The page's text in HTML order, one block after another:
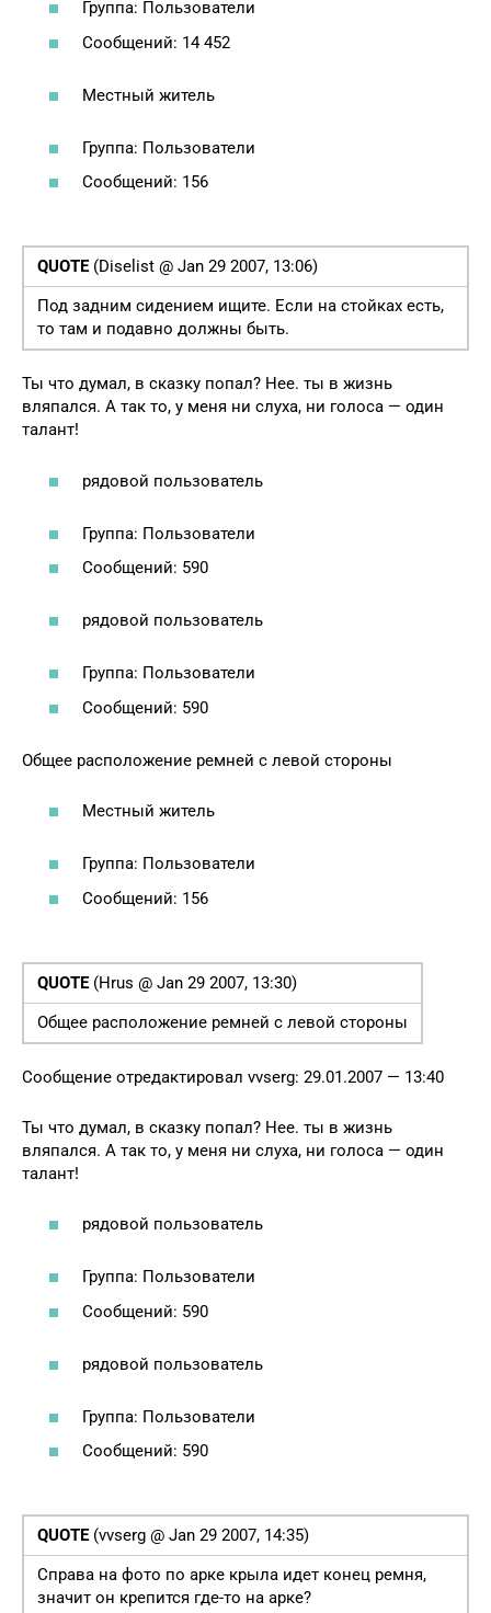
Группа: Пользователи
Сообщений: 14 452
Местный житель
Группа: Пользователи
Сообщений: 156
QUOTE(Diselist @ Jan 29 2007, 13:06)
Под задним сидением ищите. Если на стойках есть,
то там и подавно должны быть.
Ты что думал, в сказку попал? Нее. ты в жизнь
вляпался. А так то, у меня ни слуха, ни голоса — один
талант!
рядовой пользователь
Группа: Пользователи
Сообщений: 590
рядовой пользователь
Группа: Пользователи
Сообщений: 590
Общее расположение ремней с левой стороны
Местный житель
Группа: Пользователи
Сообщений: 156
QUOTE(Hrus @ Jan 29 2007, 13:30)
Общее расположение ремней с левой стороны
Сообщение отредактировал vvserg: 29.01.2007 — 13:40
Ты что думал, в сказку попал? Нее. ты в жизнь
вляпался. А так то, у меня ни слуха, ни голоса — один
талант!
рядовой пользователь
Группа: Пользователи
Сообщений: 590
рядовой пользователь
Группа: Пользователи
Сообщений: 590
QUOTE(vvserg @ Jan 29 2007, 14:35)
Справа на фото по арке крыла идет конец ремня,
значит он крепится где-то на арке?